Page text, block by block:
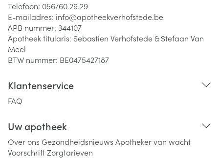
Telefoon: 056/60.29.29
E-mailadres: info@apotheekverhofstede.be
APB nummer: 344107
Apotheek titularis: Sebastien Verhofstede & Stefaan Van
Meel
BTW nummer: BE0475427187
Klantenservice
FAQ
Uw apotheek
Over ons Gezondheidsnieuws Apotheker van wacht
VoorschriftZorgtarieven